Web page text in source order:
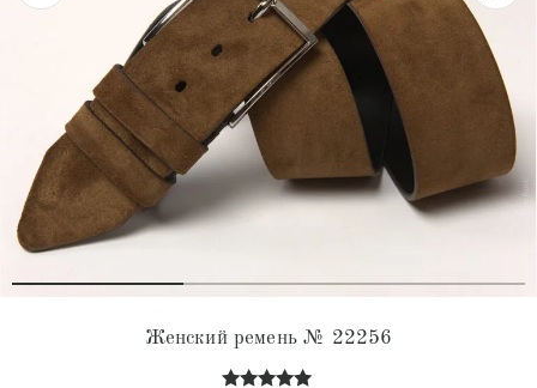
Женский ремень № 22256